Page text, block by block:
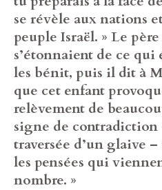
se révèle aux nations
peuple Israël. » Le
s’étonnaient de ce
les bénit, puis il dit à
que cet enfant
relèvement de
signe de contradiction
traversée d’un glaive
les pensées qui
nombre. »